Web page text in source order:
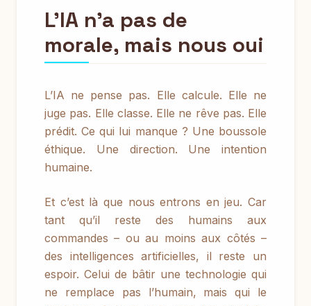
L’IA n’a pas de
morale, mais nous oui
L’IA ne pense pas. Elle calcule. Elle ne
juge pas. Elle classe. Elle ne rêve pas. Elle
prédit. Ce qui lui manque ? Une boussole
éthique. Une direction. Une intention
humaine.
Et c’est là que nous entrons en jeu. Car
tant qu’il reste des humains aux
commandes – ou au moins aux côtés –
des intelligences artificielles, il reste un
espoir. Celui de bâtir une technologie qui
ne remplace pas l’humain, mais qui le